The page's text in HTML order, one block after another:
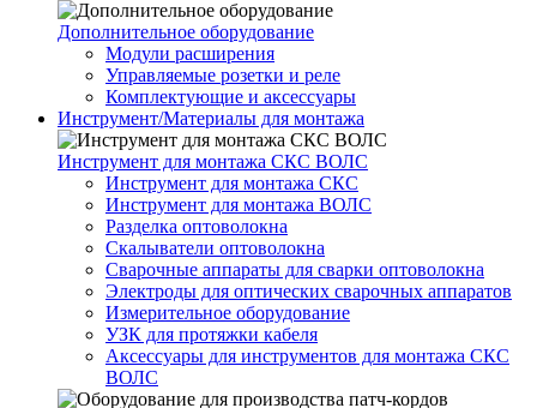
Дополнительное оборудование
Модули расширения
Управляемые розетки и реле
Комплектующие и аксессуары
Инструмент/Материалы для монтажа
Инструмент для монтажа СКС ВОЛС
Инструмент для монтажа СКС
Инструмент для монтажа ВОЛС
Разделка оптоволокна
Скалыватели оптоволокна
Сварочные аппараты для сварки оптоволокна
Электроды для оптических сварочных аппаратов
Измерительное оборудование
УЗК для протяжки кабеля
Аксессуары для инструментов для монтажа СКС
ВОЛС